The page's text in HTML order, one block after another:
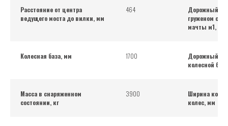
Расстояние от центра
ведущего моста до вилки, мм
464
Дорожный
груженом
мачты м1, мм
Колесная база, мм 1700
Дорожный
колесной
Масса в снаряженном
состоянии, кг
3900
Ширина
колес, мм